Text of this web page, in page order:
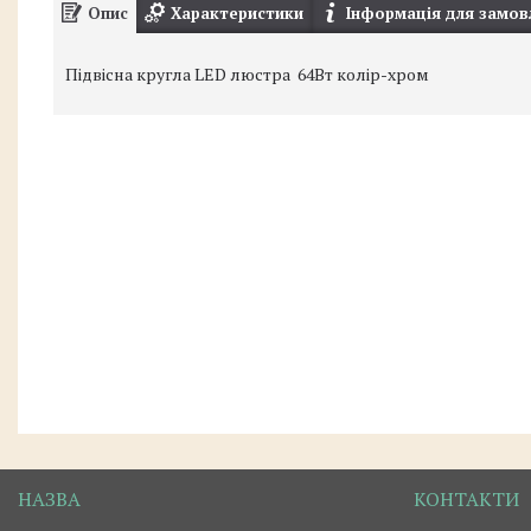
Опис Характеристики Інформація для
Підвісна кругла LED люстра 64Вт колір-хром